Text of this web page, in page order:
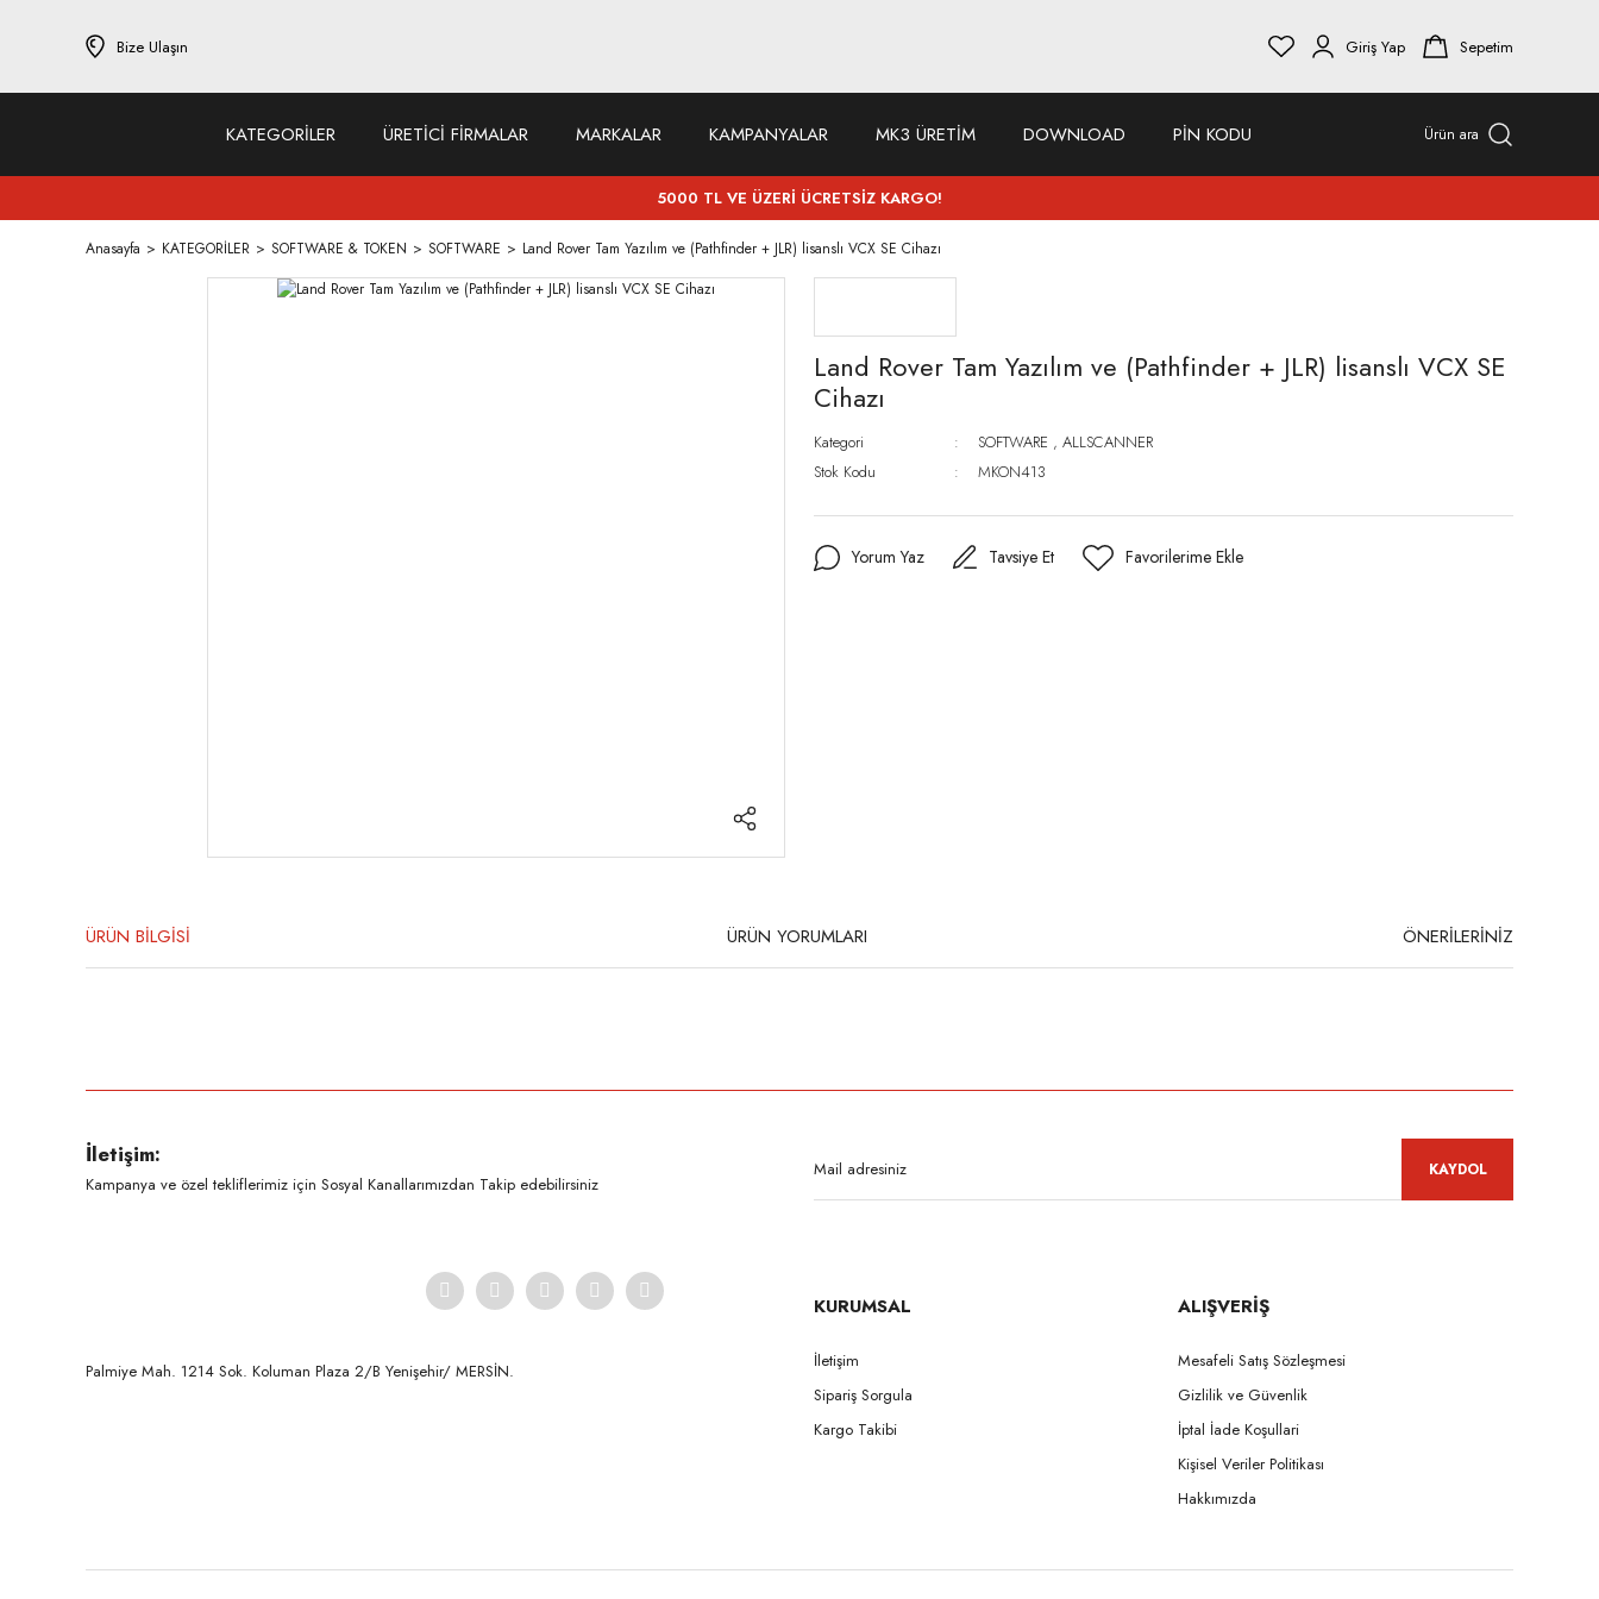
Bize Ulaşın Giriş Yap Sepetim
KATEGORİLER ÜRETİCİ FİRMALAR MARKALAR KAMPANYALAR MK3 ÜRETİM DOWNLOAD PİN KODU Ürün ara
5000 TL VE ÜZERİ ÜCRETSİZ KARGO!
Anasayfa KATEGORİLER SOFTWARE & TOKEN SOFTWARE Land Rover Tam Yazılım ve (Pathfinder + JLR) lisanslı VCX SE Cihazı
Land Rover Tam Yazılım ve (Pathfinder + JLR) lisanslı VCX SE
Cihazı
Kategori SOFTWARE , ALLSCANNER
Stok Kodu
MKON413
Yorum Yaz Tavsiye Et
ÜRÜN BİLGİSİ ÜRÜN YORUMLARI ÖNERİLERİNİZ
Ürün açıklamasında eksik bilgiler bulunuyor.
Ürün bilgilerinde hatalar bulunuyor.
İletişim:
Kampanya ve özel tekliflerimiz için Sosyal Kanallarımızdan Takip edebilirsiniz
KAYDOL
Palmiye Mah. 1214 Sok. Koluman Plaza 2/B Yenişehir/ MERSİN.ㅤㅤㅤㅤㅤㅤㅤㅤㅤㅤㅤㅤㅤㅤㅤㅤㅤㅤㅤㅤㅤㅤㅤㅤㅤㅤㅤㅤㅤㅤㅤㅤㅤㅤㅤ ㅤㅤㅤㅤㅤㅤㅤㅤㅤㅤ
KURUMSAL
İletişim
Sipariş Sorgula
Kargo Takibi
ALIŞVERİŞ
Mesafeli Satış Sözleşmesi
Gizlilik ve Güvenlik
İptal İade Koşullari
Kişisel Veriler Politikası
Hakkımızda